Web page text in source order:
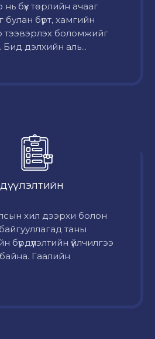
бүх төрлийн ачааг
бүрт, хамгийн
тээвэрлэх боломжийг
дэлхийн аль...
хил дээрхи болон
таны
үйлчилгээ
байна. Гаалийн